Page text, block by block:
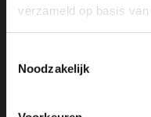
verzameld op basis
Noodzakelijk